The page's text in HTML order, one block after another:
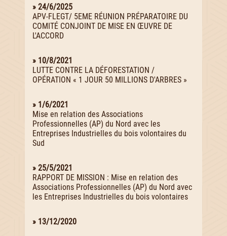
» 24/6/2025
APV-FLEGT/ 5EME RÉUNION PRÉPARATOIRE DU
COMITÉ CONJOINT DE MISE EN ŒUVRE DE
L'ACCORD
» 10/8/2021
LUTTE CONTRE LA DÉFORESTATION /
OPÉRATION « 1 JOUR 50 MILLIONS D'ARBRES »
» 1/6/2021
Mise en relation des Associations
Professionnelles (AP) du Nord avec les
Entreprises Industrielles du bois volontaires du
Sud
» 25/5/2021
RAPPORT DE MISSION : Mise en relation des
Associations Professionnelles (AP) du Nord avec
les Entreprises Industrielles du bois volontaires
» 13/12/2020